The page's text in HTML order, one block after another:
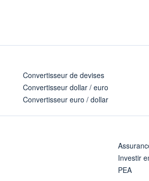
Convertisseur de devises
Convertisseur dollar / euro
Convertisseur euro / dollar
Investir
PEA